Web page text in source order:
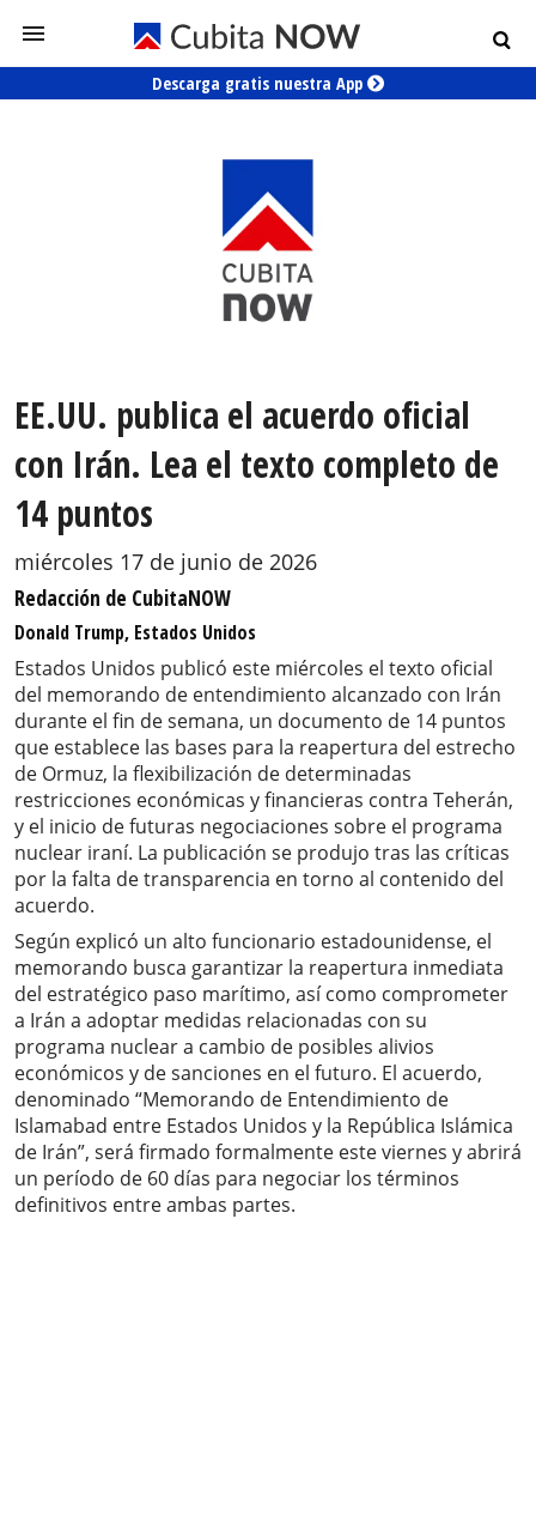
Descarga gratis nuestra App
EE.UU. publica el acuerdo oficial
con Irán. Lea el texto completo de
14 puntos
miércoles 17 de junio de 2026
Redacción de CubitaNOW
Donald Trump, Estados Unidos
Estados Unidos publicó este miércoles el texto oficial
del memorando de entendimiento alcanzado con Irán
durante el fin de semana, un documento de 14 puntos
que establece las bases para la reapertura del estrecho
de Ormuz, la flexibilización de determinadas
restricciones económicas y financieras contra Teherán,
y el inicio de futuras negociaciones sobre el programa
nuclear iraní. La publicación se produjo tras las críticas
por la falta de transparencia en torno al contenido del
acuerdo.
Según explicó un alto funcionario estadounidense, el
memorando busca garantizar la reapertura inmediata
del estratégico paso marítimo, así como comprometer
a Irán a adoptar medidas relacionadas con su
programa nuclear a cambio de posibles alivios
económicos y de sanciones en el futuro. El acuerdo,
denominado “Memorando de Entendimiento de
Islamabad entre Estados Unidos y la República Islámica
de Irán”, será firmado formalmente este viernes y abrirá
un período de 60 días para negociar los términos
definitivos entre ambas partes.